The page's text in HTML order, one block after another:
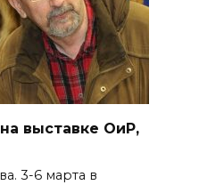
выставке ОиР,
3-6 марта в